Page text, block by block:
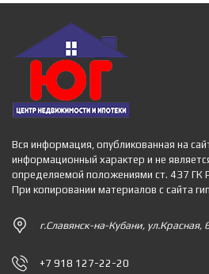
Вся информация, опубликованная на
информационный характер и не
определяемой положениями ст. 437 ГК
При копировании материалов с сайта
г.Славянск-на-Кубани, ул.Красная,
+7 918 127-22-20